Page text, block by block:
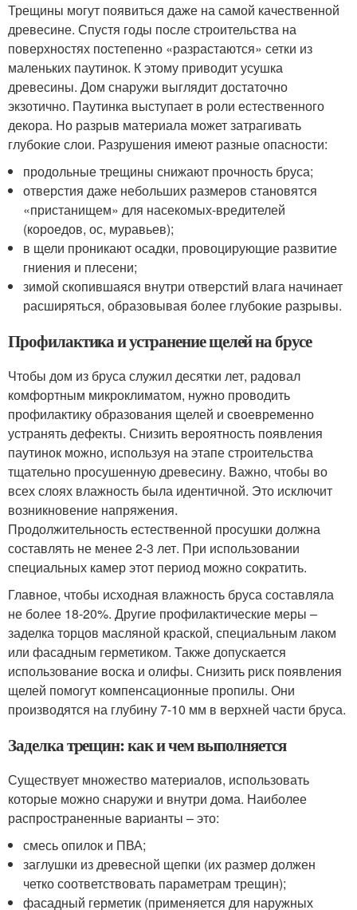
Трещины могут появиться даже на самой качественной
древесине. Спустя годы после строительства на
поверхностях постепенно «разрастаются» сетки из
маленьких паутинок. К этому приводит усушка
древесины. Дом снаружи выглядит достаточно
экзотично. Паутинка выступает в роли естественного
декора. Но разрыв материала может затрагивать
глубокие слои. Разрушения имеют разные опасности:
продольные трещины снижают прочность бруса;
отверстия даже небольших размеров становятся
«пристанищем» для насекомых-вредителей
(короедов, ос, муравьев);
в щели проникают осадки, провоцирующие развитие
гниения и плесени;
зимой скопившаяся внутри отверстий влага начинает
расширяться, образовывая более глубокие разрывы.
Профилактика и устранение щелей на брусе
Чтобы дом из бруса служил десятки лет, радовал
комфортным микроклиматом, нужно проводить
профилактику образования щелей и своевременно
устранять дефекты. Снизить вероятность появления
паутинок можно, используя на этапе строительства
тщательно просушенную древесину. Важно, чтобы во
всех слоях влажность была идентичной. Это исключит
возникновение напряжения.
Продолжительность естественной просушки должна
составлять не менее 2-3 лет. При использовании
специальных камер этот период можно сократить.
Главное, чтобы исходная влажность бруса составляла
не более 18-20%. Другие профилактические меры –
заделка торцов масляной краской, специальным лаком
или фасадным герметиком. Также допускается
использование воска и олифы. Снизить риск появления
щелей помогут компенсационные пропилы. Они
производятся на глубину 7-10 мм в верхней части бруса.
Заделка трещин: как и чем выполняется
Существует множество материалов, использовать
которые можно снаружи и внутри дома. Наиболее
распространенные варианты – это:
смесь опилок и ПВА;
заглушки из древесной щепки (их размер должен
четко соответствовать параметрам трещин);
фасадный герметик (применяется для наружных